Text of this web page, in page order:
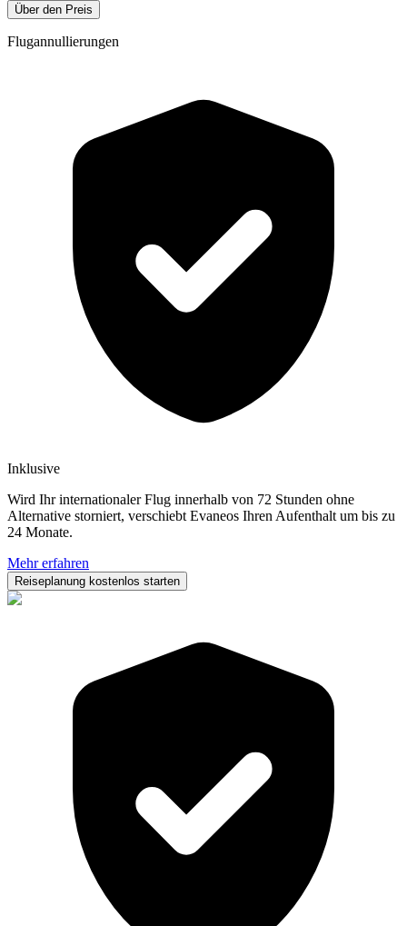
Über den Preis
Flugannullierungen
Inklusive
Wird Ihr internationaler Flug innerhalb von 72 Stunden ohne
Alternative storniert, verschiebt Evaneos Ihren Aufenthalt um bis zu
24 Monate.
Mehr erfahren
Reiseplanung kostenlos starten